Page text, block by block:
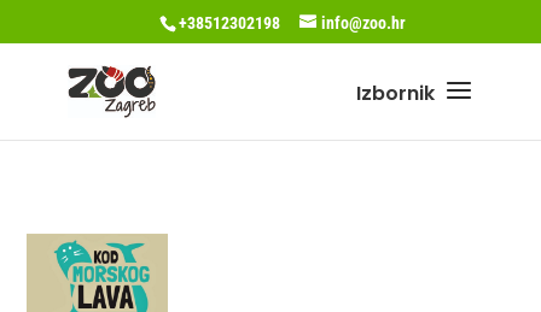
+38512302198 info@zoo.hr